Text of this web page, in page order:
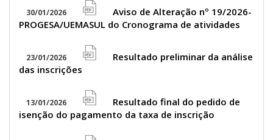
icon
30/01/2026
file
pdf
icon
Aviso de Alteração nº 19/2026-
PROGESA/UEMASUL do Cronograma de atividades
23/01/2026
file
pdf
icon
Resultado preliminar da análise
das inscrições
13/01/2026
file
pdf
Resultado final do pedido de
isenção do pagamento da taxa de inscrição